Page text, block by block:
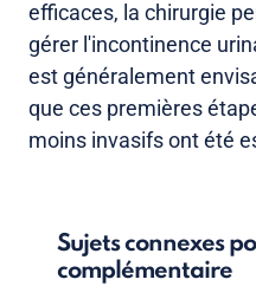
efficaces, la chirurgie
gérer l'incontinence
est généralement
que ces premières
moins invasifs ont été
Sujets connexes
complémentaire